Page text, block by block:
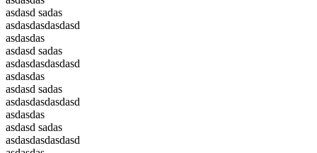
asdasd sadas
asdasdasdasdasd
asdasdas
asdasd sadas
asdasdasdasdasd
asdasdas
asdasd sadas
asdasdasdasdasd
asdasdas
asdasd sadas
asdasdasdasdasd